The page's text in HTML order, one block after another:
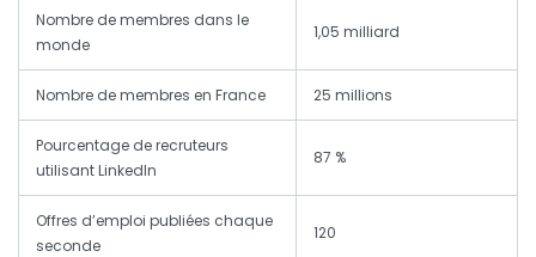
Nombre de membres dans le
monde
1,05 milliard
Nombre de membres en France 25 millions
Pourcentage de recruteurs
utilisant LinkedIn
87 %
Offres d’emploi publiées chaque
seconde
120